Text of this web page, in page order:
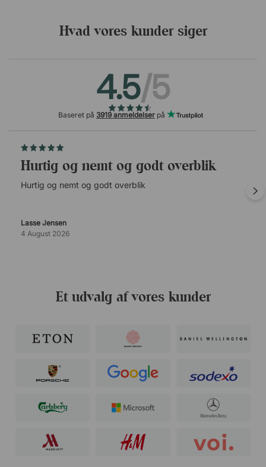
Hvad vores kunder siger
4.5/5
Baseret på 3919 anmeldelserpå
Hurtig og nemt og godt overblik
Hurtig og nemt og godt overblik
Lasse Jensen
4 August 2026
Et udvalg af vores kunder